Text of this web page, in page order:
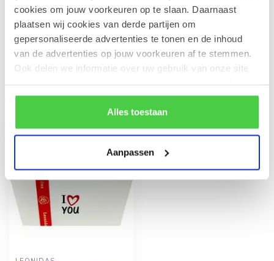
cookies om jouw voorkeuren op te slaan. Daarnaast
plaatsen wij cookies van derde partijen om
gepersonaliseerde advertenties te tonen en de inhoud
van de advertenties op jouw voorkeuren af te stemmen.
Ook delen we informatie over uw gebruik van onze site
rekening mee dat als je bepaalde cookies blokkeert, het
de correcte werking van de website kan verstoren.
Alles toestaan
Aanpassen
Leonidas 500g Pralines en fles
Duvel 75cl
Op voorraad
€36,90
Recent bekeken